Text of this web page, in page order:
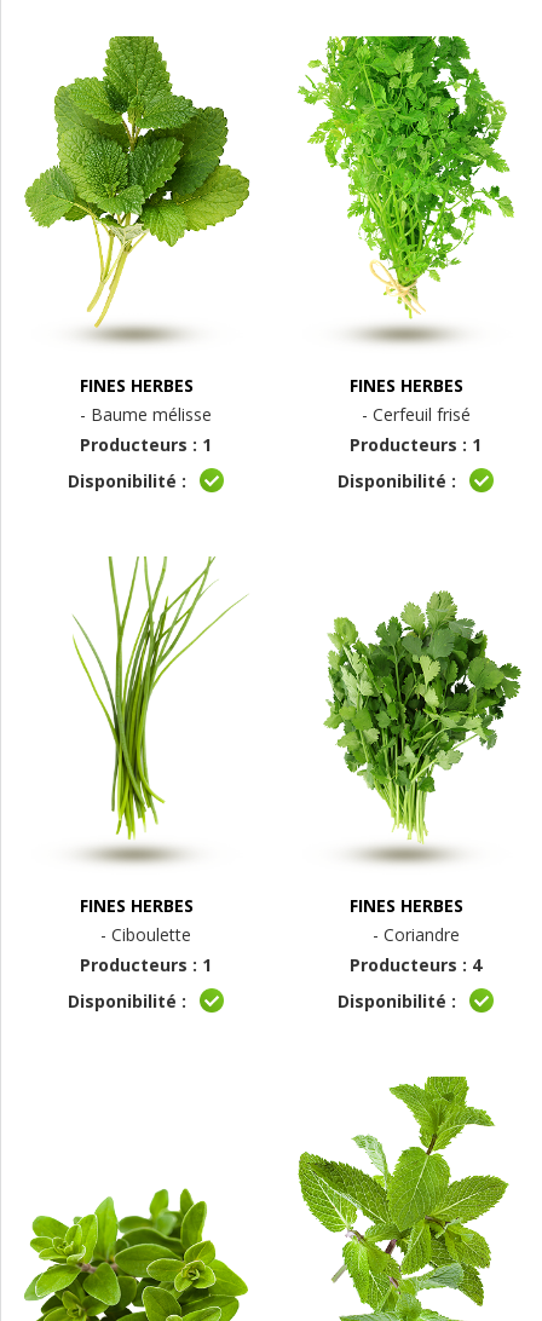
FINES HERBES
- Baume mélisse
Producteurs : 1
Disponibilité :
FINES HERBES
- Cerfeuil frisé
Producteurs : 1
Disponibilité :
FINES HERBES
- Ciboulette
Producteurs : 1
Disponibilité :
FINES HERBES
- Coriandre
Producteurs : 4
Disponibilité :